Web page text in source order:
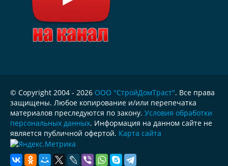
© Copyright 2004 - 2026 ООО "СтройДомТраст". Все права
защищены. Любое копирование и/или перепечатка
материалов преследуются по закону. Условия обработки
персональных данных. Информация на данном сайте не
является публичной офертой. Карта сайта